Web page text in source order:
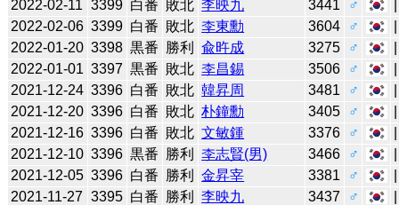
2022-02-11 3399 白番 敗北 李映九 3441 ♂
2022-02-06 3399 白番 敗北 李東勳 3604 ♂
2022-01-20 3398 黒番 勝利 兪旿成 3275 ♂
2022-01-01 3397 黒番 敗北 李昌錫 3506 ♂
2021-12-24 3396 白番 敗北 韓昇周 3481 ♂
2021-12-20 3396 白番 敗北 朴鐘勳 3405 ♂
2021-12-16 3396 白番 敗北 文敏鍾 3376 ♂
2021-12-10 3396 黒番 勝利 李志賢(男) 3466 ♂
2021-12-05 3396 白番 勝利 金昇宰 3381 ♂
2021-11-27 3395 白番 勝利 李映九 3437 ♂